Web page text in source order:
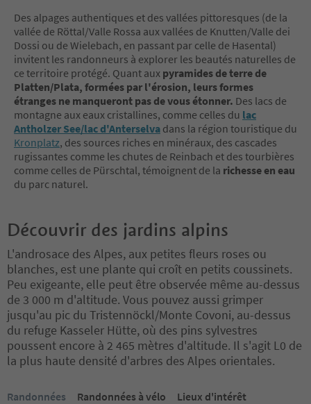
Des alpages authentiques et des vallées pittoresques (de la
vallée de Röttal/Valle Rossa aux vallées de Knutten/Valle dei
Dossi ou de Wielebach, en passant par celle de Hasental)
invitent les randonneurs à explorer les beautés naturelles de
ce territoire protégé. Quant aux pyramides de terre de
Platten/Plata, formées par l'érosion, leurs formes
étranges ne manqueront pas de vous étonner. Des lacs de
montagne aux eaux cristallines, comme celles du lac
Antholzer See/lac d'Anterselva dans la région touristique du
Kronplatz, des sources riches en minéraux, des cascades
rugissantes comme les chutes de Reinbach et des tourbières
comme celles de Pürschtal, témoignent de la richesse en eau
du parc naturel.
Découvrir des jardins alpins
L'androsace des Alpes, aux petites fleurs roses ou
blanches, est une plante qui croît en petits coussinets.
Peu exigeante, elle peut être observée même au-dessus
de 3 000 m d'altitude. Vous pouvez aussi grimper
jusqu'au pic du Tristennöckl/Monte Covoni, au-dessus
du refuge Kasseler Hütte, où des pins sylvestres
poussent encore à 2 465 mètres d'altitude. Il s'agit L0 de
la plus haute densité d'arbres des Alpes orientales.
Vous êtes sur un curseur à onglets. Sélectionnez un onglet
Randonnées Randonnées à vélo Lieux d'intérêt